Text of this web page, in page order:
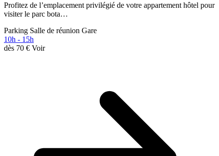
Profitez de l’emplacement privilégié de votre appartement hôtel pour
visiter le parc bota…
Parking Salle de réunion Gare
10h - 15h
dès 70 € Voir